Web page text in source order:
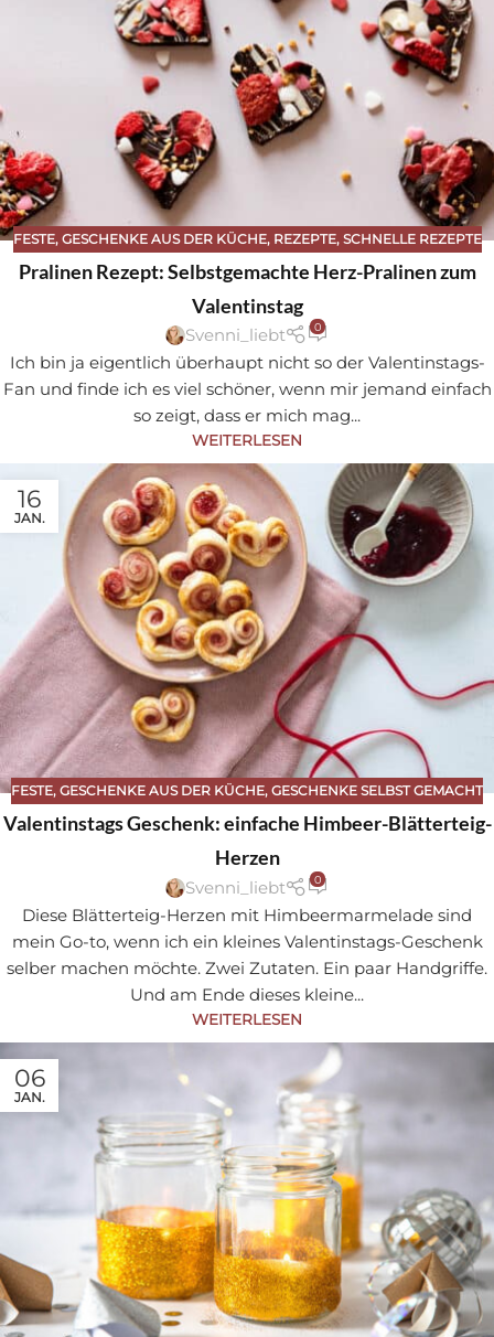
FESTE, GESCHENKE AUS DER KÜCHE, REZEPTE, SCHNELLE REZEPTE
Pralinen Rezept: Selbstgemachte Herz-Pralinen zum
Valentinstag
Svenni_liebt 0
Ich bin ja eigentlich überhaupt nicht so der Valentinstags-
Fan und finde ich es viel schöner, wenn mir jemand einfach
so zeigt, dass er mich mag...
WEITERLESEN
16
JAN.
FESTE, GESCHENKE AUS DER KÜCHE, GESCHENKE SELBST GEMACHT
Valentinstags Geschenk: einfache Himbeer-Blätterteig-
Herzen
Svenni_liebt 0
Diese Blätterteig-Herzen mit Himbeermarmelade sind
mein Go-to, wenn ich ein kleines Valentinstags-Geschenk
selber machen möchte. Zwei Zutaten. Ein paar Handgriffe.
Und am Ende dieses kleine...
WEITERLESEN
06
JAN.